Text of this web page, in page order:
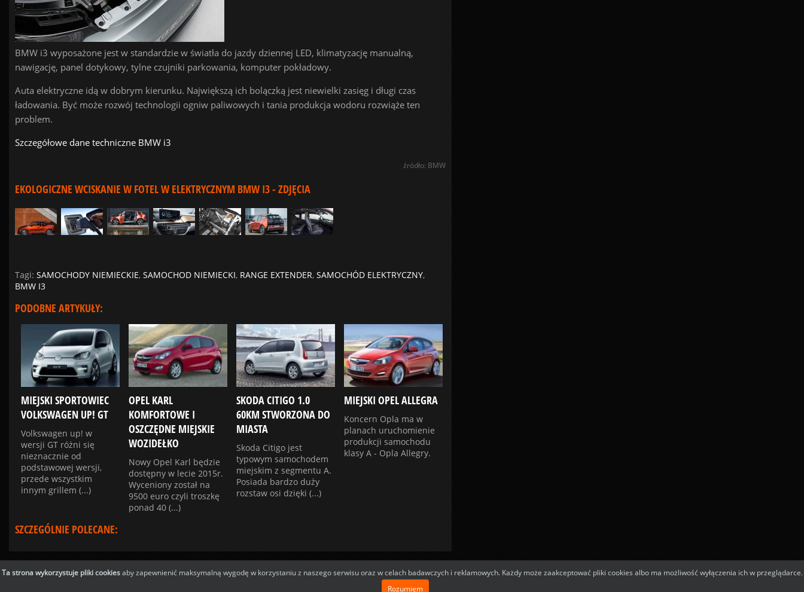
BMW i3 wyposażone jest w standardzie w światła do jazdy dziennej LED, klimatyzację manualną,
nawigację, panel dotykowy, tylne czujniki parkowania, komputer pokładowy.
Auta elektryczne idą w dobrym kierunku. Największą ich bolączką jest niewielki zasięg i długi czas
ładowania. Być może rozwój technologii ogniw paliwowych i tania produkcja wodoru rozwiąże ten
problem.
Szczegółowe dane techniczne BMW i3
źródło: BMW
EKOLOGICZNE WCISKANIE W FOTEL W ELEKTRYCZNYM BMW I3 - ZDJĘCIA
Tagi: SAMOCHODY NIEMIECKIE, SAMOCHOD NIEMIECKI, RANGE EXTENDER, SAMOCHÓD ELEKTRYCZNY,
BMW I3
PODOBNE ARTYKUŁY:
MIEJSKI SPORTOWIEC
VOLKSWAGEN UP! GT
Volkswagen up! w
wersji GT różni się
nieznacznie od
podstawowej wersji,
przede wszystkim
innym grillem (...)
OPEL KARL
KOMFORTOWE I
OSZCZĘDNE MIEJSKIE
WOZIDEŁKO
Nowy Opel Karl będzie
dostępny w lecie 2015r.
Wyceniony został na
9500 euro czyli troszkę
ponad 40 (...)
SKODA CITIGO 1.0
60KM STWORZONA DO
MIASTA
Skoda Citigo jest
typowym samochodem
miejskim z segmentu A.
Posiada bardzo duży
rozstaw osi dzięki (...)
MIEJSKI OPEL ALLEGRA
Koncern Opla ma w
planach uruchomienie
produkcji samochodu
klasy A - Opla Allegry.
SZCZEGÓLNIE POLECANE:
Ta strona wykorzystuje pliki cookiesaby zapewnienić maksymalną wygodę w korzystaniu z naszego serwisu oraz w celach badawczych i reklamowych. Każdy może zaakceptować pliki cookies albo ma możliwość wyłączenia ich w przeglądarce.
Rozumiem